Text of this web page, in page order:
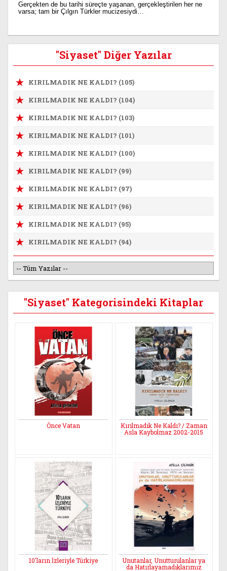
Gerçekten de bu tarihi süreçte yaşanan, gerçekleştirilen her ne
varsa; tam bir Çılgın Türkler mucizesiydi…
"Siyaset" Diğer Yazılar
KIRILMADIK NE KALDI? (105)
KIRILMADIK NE KALDI? (104)
KIRILMADIK NE KALDI? (103)
KIRILMADIK NE KALDI? (101)
KIRILMADIK NE KALDI? (100)
KIRILMADIK NE KALDI? (99)
KIRILMADIK NE KALDI? (97)
KIRILMADIK NE KALDI? (96)
KIRILMADIK NE KALDI? (95)
KIRILMADIK NE KALDI? (94)
"Siyaset" Kategorisindeki Kitaplar
Önce Vatan
Kırılmadık Ne Kaldı? / Zaman
Asla Kaybolmaz 2002-2015
10'ların İzleriyle Türkiye
Unutanlar, Unutturulanlar ya
da Hatırlayamadıklarımız